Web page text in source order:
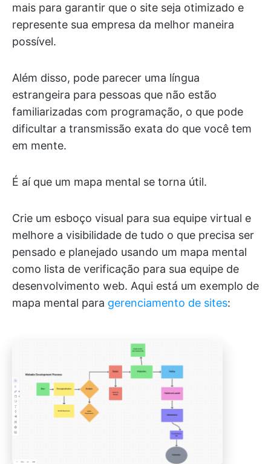
mais para garantir que o site seja otimizado e
represente sua empresa da melhor maneira
possível.
Além disso, pode parecer uma língua
estrangeira para pessoas que não estão
familiarizadas com programação, o que pode
dificultar a transmissão exata do que você tem
em mente.
É aí que um mapa mental se torna útil.
Crie um esboço visual para sua equipe virtual e
melhore a visibilidade de tudo o que precisa ser
pensado e planejado usando um mapa mental
como lista de verificação para sua equipe de
desenvolvimento web. Aqui está um exemplo de
mapa mental para gerenciamento de sites: